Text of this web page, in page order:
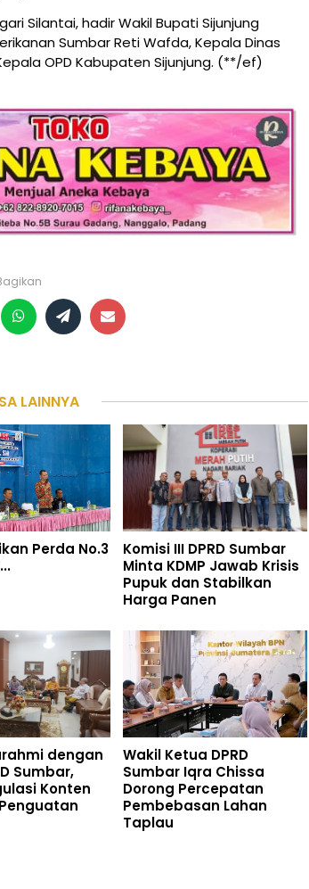
Silantai, hadir Wakil Bupati Sijunjung
Sumbar Reti Wafda, Kepala Dinas
OPD Kabupaten Sijunjung. (**/ef)
LAINNYA
Perda No.3
Komisi III DPRD Sumbar
Minta KDMP Jawab Krisis
Pupuk dan Stabilkan
Harga Panen
dengan
Sumbar,
Konten
Wakil Ketua DPRD
Sumbar Iqra Chissa
Dorong Percepatan
Pembebasan Lahan
Taplau